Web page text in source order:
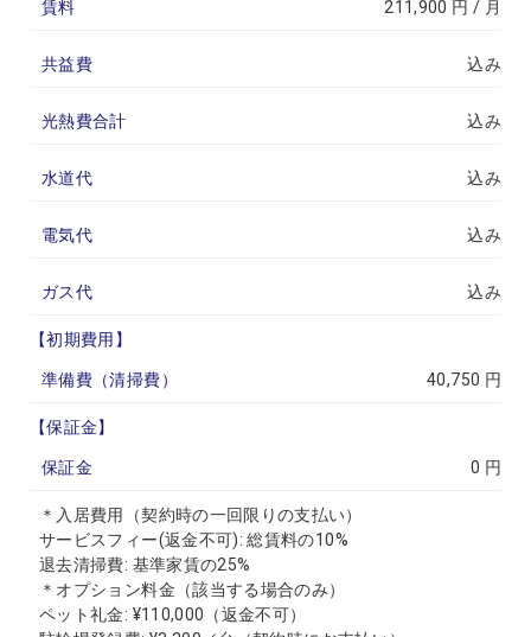
賃料 211,900 円 / 月
共益費 込み
光熱費合計 込み
水道代 込み
電気代 込み
ガス代 込み
【初期費用】
準備費（清掃費） 40,750 円
【保証金】
保証金 0 円
＊入居費用（契約時の一回限りの支払い）
サービスフィー(返金不可): 総賃料の10%
退去清掃費: 基準家賃の25%
＊オプション料金（該当する場合のみ）
ペット礼金: ¥110,000（返金不可）